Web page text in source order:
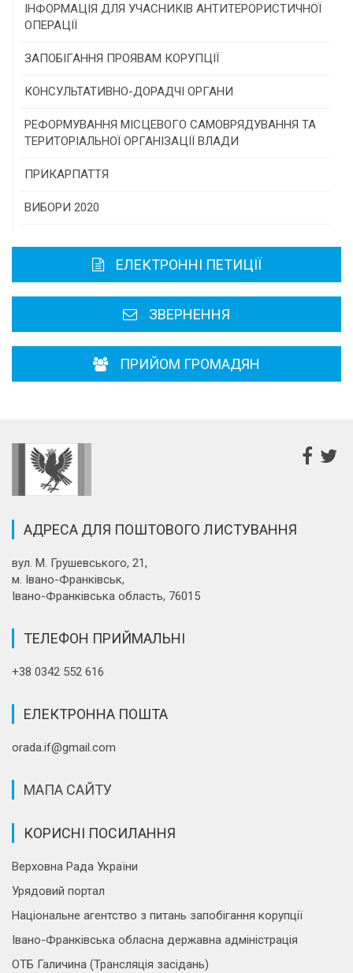
Конкурс проектів та програм місцевого
самоврядування
Конкурс інститутів громадянського суспільства
Програми/конкурси МТД
ІНФОРМАЦІЯ ДЛЯ УЧАСНИКІВ АНТИТЕРОРИСТИЧНОЇ
ОПЕРАЦІЇ
ЗАПОБІГАННЯ ПРОЯВАМ КОРУПЦІЇ
КОНСУЛЬТАТИВНО-ДОРАДЧІ ОРГАНИ
Консультативна рада
РЕФОРМУВАННЯ МІСЦЕВОГО САМОВРЯДУВАННЯ ТА
ТЕРИТОРІАЛЬНОЇ ОРГАНІЗАЦІЇ ВЛАДИ
ПРИКАРПАТТЯ
Історична довідка
Районні, міські ради
ВИБОРИ 2020
ЕЛЕКТРОННІ ПЕТИЦІЇ
ЗВЕРНЕННЯ
ПРИЙОМ ГРОМАДЯН
АДРЕСА ДЛЯ ПОШТОВОГО ЛИСТУВАННЯ
вул. М. Грушевського, 21,
м. Івано-Франківськ,
Івано-Франківська область, 76015
ТЕЛЕФОН ПРИЙМАЛЬНІ
+38 0342 552 616
ЕЛЕКТРОННА ПОШТА
orada.if@gmail.com
МАПА САЙТУ
КОРИСНІ ПОСИЛАННЯ
Верховна Рада України
Урядовий портал
Національне агентство з питань запобігання корупції
Івано-Франківська обласна державна адміністрація
ОТБ Галичина (Трансляція засідань)